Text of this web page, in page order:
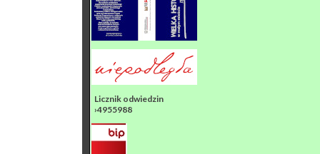
Licznik odwiedzin
›4955988